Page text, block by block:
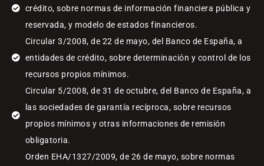
crédito, sobre normas de información financiera pública y
reservada, y modelo de estados financieros.
Circular 3/2008, de 22 de mayo, del Banco de España, a
entidades de crédito, sobre determinación y control de los
recursos propios mínimos.
Circular 5/2008, de 31 de octubre, del Banco de España, a
las sociedades de garantía recíproca, sobre recursos
propios mínimos y otras informaciones de remisión
obligatoria.
Orden EHA/1327/2009, de 26 de mayo, sobre normas